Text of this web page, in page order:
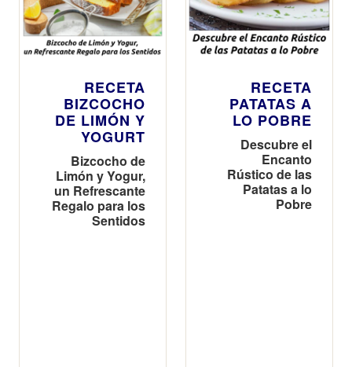
RECETA
BIZCOCHO
DE LIMÓN Y
YOGURT
Bizcocho de
Limón y Yogur,
un Refrescante
Regalo para los
Sentidos
RECETA
PATATAS A
LO POBRE
Descubre el
Encanto
Rústico de las
Patatas a lo
Pobre